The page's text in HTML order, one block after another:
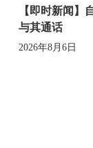
【即时新闻】
与其通话
2026年8月6日